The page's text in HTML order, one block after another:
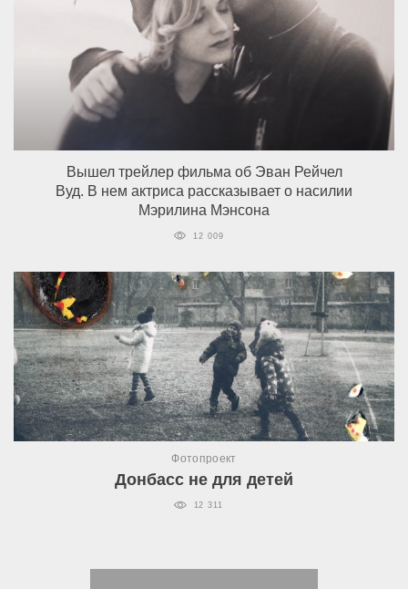
Вышел трейлер фильма об Эван Рейчел
Вуд. В нем актриса рассказывает о насилии
Мэрилина Мэнсона
12 009
Фотопроект
Донбасс не для детей
12 311